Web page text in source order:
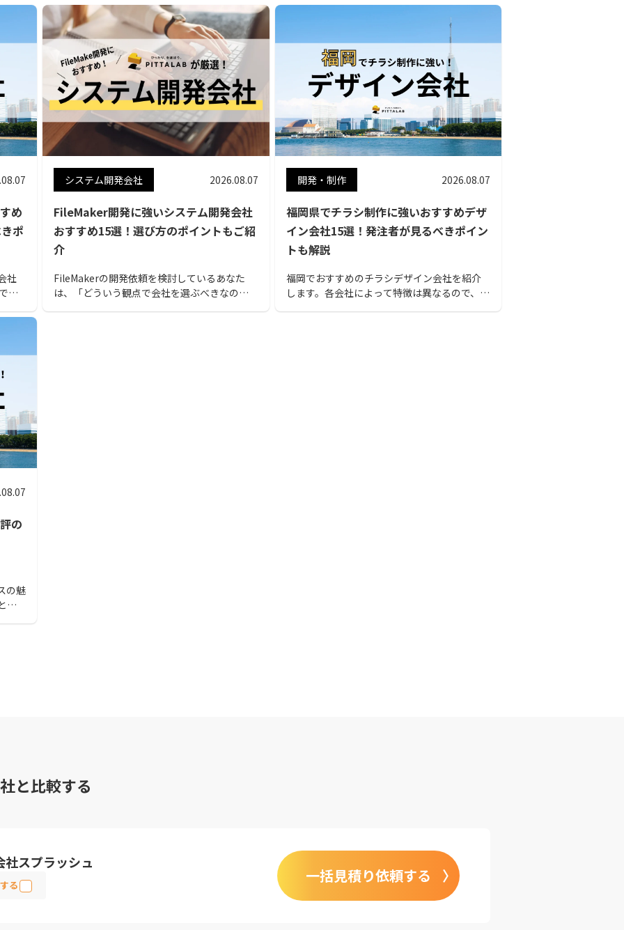
め
ポ
社
お
システム開発会社 2026.08.07
FileMaker開発に強いシステム開発会社
おすすめ15選！選び方のポイントもご紹
介
FileMakerの開発依頼を検討しているあなた
は、「どういう観点で会社を選ぶべきなのだ
開発・制作 2026.08.07
福岡県でチラシ制作に強いおすすめデザ
イン会社15選！発注者が見るべきポイン
トも解説
福岡でおすすめのチラシデザイン会社を紹介
します。各会社によって特徴は異なるので、あ
の
の魅
す
と比較する
社スプラッシュ
る 一括見積り依頼する